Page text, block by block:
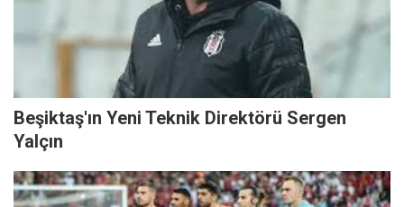
Beşiktaş'ın Yeni Teknik Direktörü Sergen
Yalçın